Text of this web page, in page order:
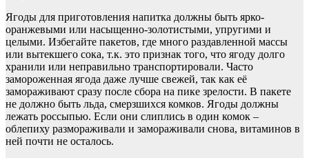
Ягоды для приготовления напитка должны быть ярко-
оранжевыми или насыщенно-золотистыми, упругими и
целыми. Избегайте пакетов, где много раздавленной массы
или вытекшего сока, т.к. это признак того, что ягоду долго
хранили или неправильно транспортировали. Часто
замороженная ягода даже лучше свежей, так как её
замораживают сразу после сбора на пике зрелости. В пакете
не должно быть льда, смерзшихся комков. Ягоды должны
лежать россыпью. Если они слиплись в один комок –
облепиху размораживали и замораживали снова, витаминов в
ней почти не осталось.